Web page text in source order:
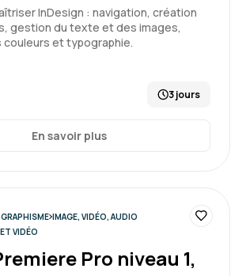
InDesign : navigation, création
gestion du texte et des images,
et typographie.
3 jours
En savoir plus
IMAGE, VIDÉO, AUDIO
VIDÉO
Pro niveau 1,